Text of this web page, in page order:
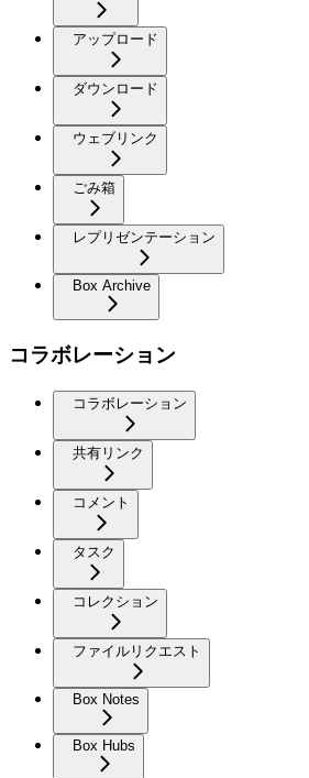
アップロード
ダウンロード
ウェブリンク
ごみ箱
レプリゼンテーション
Box Archive
コラボレーション
コラボレーション
共有リンク
コメント
タスク
コレクション
ファイルリクエスト
Box Notes
Box Hubs